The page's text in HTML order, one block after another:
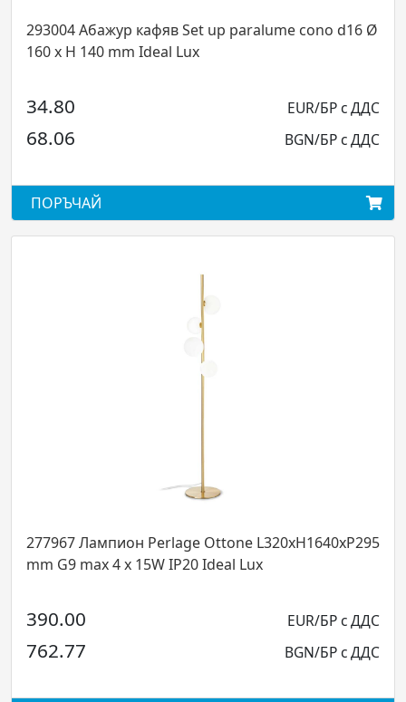
Абажур кафяв Set up paralume cono d16 Ø
140 mm Ideal Lux
EUR/БР с ДДС
BGN/БР с ДДС
Лампион Perlage Ottone L320xH1640xP295
4 x 15W IP20 Ideal Lux
EUR/БР с ДДС
BGN/БР с ДДС
272085
150.00
293.37
272238
168.00
328.58